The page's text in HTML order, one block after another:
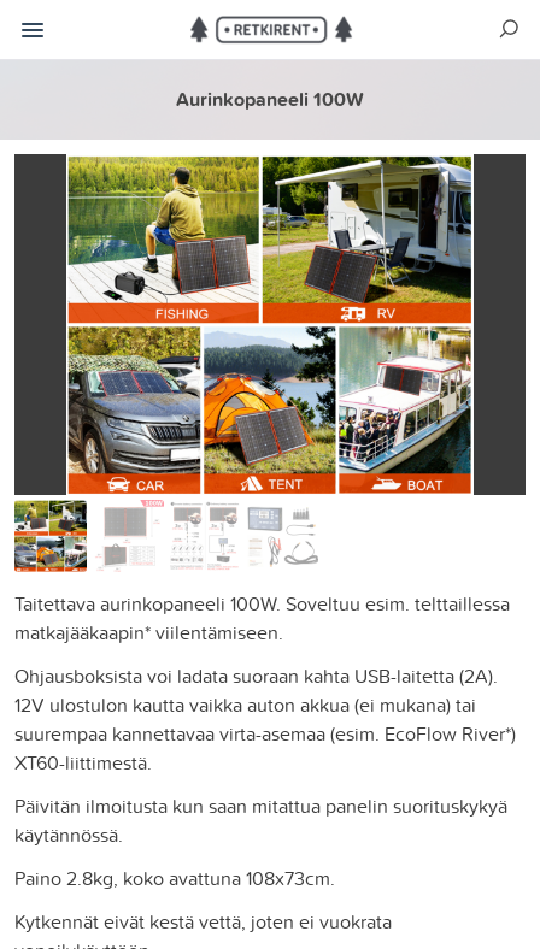
Aurinkopaneeli 100W
Taitettava aurinkopaneeli 100W. Soveltuu esim. telttaillessa
matkajääkaapin* viilentämiseen.
Ohjausboksista voi ladata suoraan kahta USB-laitetta (2A).
12V ulostulon kautta vaikka auton akkua (ei mukana) tai
suurempaa kannettavaa virta-asemaa (esim. EcoFlow River*)
XT60-liittimestä.
Päivitän ilmoitusta kun saan mitattua panelin suorituskykyä
käytännössä.
Paino 2.8kg, koko avattuna 108x73cm.
Kytkennät eivät kestä vettä, joten ei vuokrata